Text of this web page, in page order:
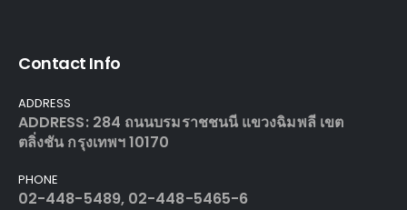
Contact Info
ADDRESS
ADDRESS: 284 ถนนบรมราชชนนี แขวงฉิมพลี เขต
ตลิ่งชัน กรุงเทพฯ 10170
PHONE
02-448-5489, 02-448-5465-6